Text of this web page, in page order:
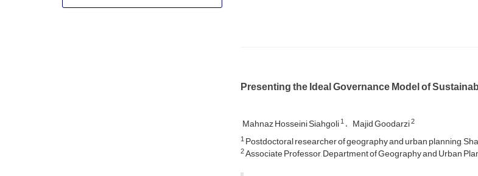
Presenting the Ideal Governance Model of
Mahnaz Hosseini Siahgoli1 Majid Goodarzi2
1Postdoctoral researcher of geography and urban planning,
2Associate Professor, Department of Geography and Urban